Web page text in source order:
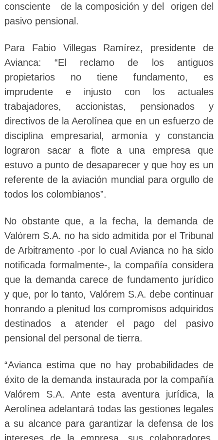
consciente de la composición y del origen del
pasivo pensional.
Para Fabio Villegas Ramírez, presidente de
Avianca: “El reclamo de los antiguos
propietarios no tiene fundamento, es
imprudente e injusto con los actuales
trabajadores, accionistas, pensionados y
directivos de la Aerolínea que en un esfuerzo de
disciplina empresarial, armonía y constancia
lograron sacar a flote a una empresa que
estuvo a punto de desaparecer y que hoy es un
referente de la aviación mundial para orgullo de
todos los colombianos”.
No obstante que, a la fecha, la demanda de
Valórem S.A. no ha sido admitida por el Tribunal
de Arbitramento -por lo cual Avianca no ha sido
notificada formalmente-, la compañía considera
que la demanda carece de fundamento jurídico
y que, por lo tanto, Valórem S.A. debe continuar
honrando a plenitud los compromisos adquiridos
destinados a atender el pago del pasivo
pensional del personal de tierra.
“Avianca estima que no hay probabilidades de
éxito de la demanda instaurada por la compañía
Valórem S.A. Ante esta aventura jurídica, la
Aerolínea adelantará todas las gestiones legales
a su alcance para garantizar la defensa de los